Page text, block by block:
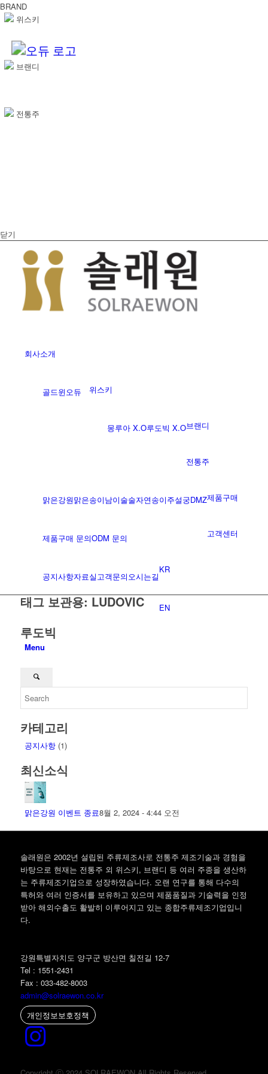
BRAND
위스키
브랜디
전통주
닫기
회사소개
위스키
골드윈오듀
브랜디
몽루아 X.O루도빅 X.O
전통주
맑은강원맑은송이남이술술자연송이주설궁DMZ제품구매
제품구매 문의ODM 문의 고객센터
공지사항자료실고객문의오시는길
KR
EN
Menu
태그 보관용: LUDOVIC
루도빅
카테고리
공지사항(1)
최신소식
맑은강원 이벤트 종료8월 2, 2024 - 4:44 오전
솔래원은 2002년 설립된 주류제조사로 전통주 제조기술과 경험을
바탕으로 현재는 전통주 외 위스키, 브랜디 등 여러 주종을 생산하
는 주류제조기업으로 성장하였습니다. 오랜 연구를 통해 다수의
특허와 여러 인증서를 보유하고 있으며 제품품질과 기술력을 인정
받아 해외수출도 활발히 이루어지고 있는 종합주류제조기업입니
다.
강원특별자치도 양구군 방산면 칠전길 12-7
Tel : 1551-2431
Fax : 033-482-8003
admin@solraewon.co.kr
개인정보보호정책